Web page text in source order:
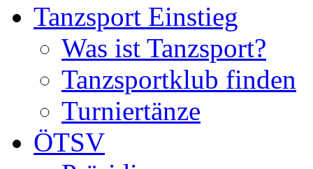
Tanzsport Einstieg
Was ist Tanzsport?
Tanzsportklub finden
Turniertänze
ÖTSV